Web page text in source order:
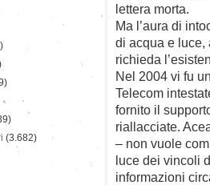
lettera morta.
Ma l’aura di
di acqua e luce,
richieda
Nel 2004 vi fu
Telecom
fornito il
riallacciate.
– non vuole
luce dei vincoli
informazioni
(3.682)